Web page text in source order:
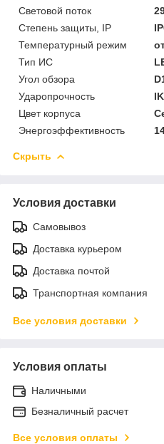
Световой поток
Степень защиты, IP
Температурный режим
Тип ИС
Угол обзора
Ударопрочность
Цвет корпуса
Энергоэффективность
Скрыть
Условия доставки
Самовывоз
Доставка курьером
Доставка почтой
Транспортная компания
Все условия доставки
Условия оплаты
Наличными
Безналичный расчет
Все условия оплаты